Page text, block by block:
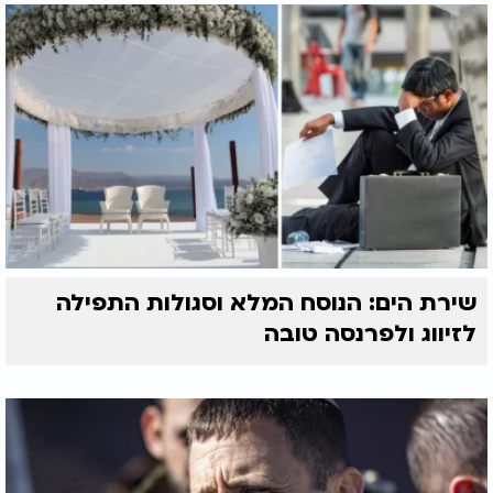
תפילת הדרך לרכב -
מנוקדת
תפילת הדרך לטיסה
במטוס
(להתפלל על חייל יוסיף: וכן יְהִי רָצון מִלְּפָנֶיךָ יְיָ אֱלוהֵינוּ
וֵאלוהֵי אֲבותֵינוּ אֵל שַׁדַּי אֶהְיֶה אֲשֶׁר אֶהְיֶה שתתמלא
ברחמים על החייל פב"פ ותשגיח עליו בעֵין חמלתך
וקיים בו:כִּי מַלְאָכָיו יְצַוֶּה לָּךְ לִשְׁמָרְךָ בְּכָל דְּרָכֶיךָ: יְיָ
יִשְׁמָרְךָ מִכָּל רָע יִשְׁמֹר אֶת נַפְשֶׁךָ: יְיָ יִשְׁמָר צֵאתְךָ וּבוֹאֶךָ
בְּנֵי יִשְׂרָאֵל וַאֲנִי אֲבָרְכֵם).
ותבטל מעלינו ומעל כל עמך בית ישראל כל גזרות
קשות ורעות, ותחיש את גאולתנו ברחמים וברצון אמן
שירת הים: הנוסח המלא וסגולות התפילה
לזיווג ולפרנסה טובה